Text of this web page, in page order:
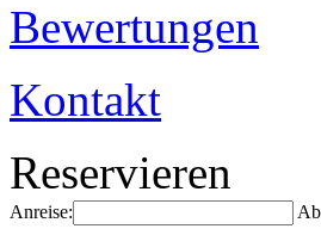
Bewertungen
Kontakt
Reservieren
Anreise: